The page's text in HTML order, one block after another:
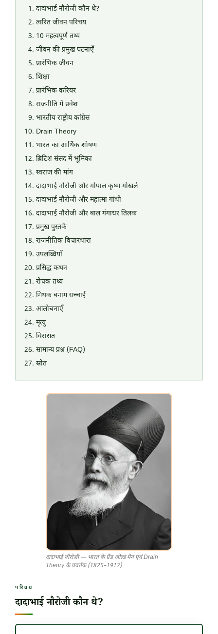
दादाभाई नौरोजी कौन थे?
त्वरित जीवन परिचय
10 महत्वपूर्ण तथ्य
जीवन की प्रमुख घटनाएँ
प्रारंभिक जीवन
शिक्षा
प्रारंभिक करियर
राजनीति में प्रवेश
भारतीय राष्ट्रीय कांग्रेस
Drain Theory
भारत का आर्थिक शोषण
ब्रिटिश संसद में भूमिका
स्वराज की मांग
दादाभाई नौरोजी और गोपाल कृष्ण गोखले
दादाभाई नौरोजी और महात्मा गांधी
दादाभाई नौरोजी और बाल गंगाधर तिलक
प्रमुख पुस्तकें
राजनीतिक विचारधारा
उपलब्धियाँ
प्रसिद्ध कथन
रोचक तथ्य
मिथक बनाम सच्चाई
आलोचनाएँ
मृत्यु
विरासत
सामान्य प्रश्न (FAQ)
स्रोत
दादाभाई नौरोजी — भारत के ग्रैंड ओल्ड मैन एवं Drain
Theory के प्रवर्तक (1825–1917)
परिचय
दादाभाई नौरोजी कौन थे?